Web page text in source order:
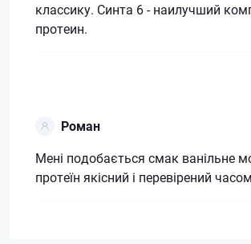
классику. Синта 6 - наилучший
протеин.
Роман
Мені подобається смак ванільне
протеїн якісний і перевірений